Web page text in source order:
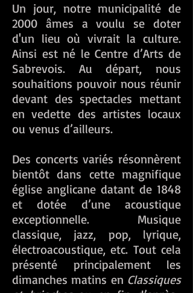
Un jour, notre municipalité de
2000 âmes a voulu se doter
d'un lieu où vivrait la culture.
Ainsi est né le Centre d’Arts de
Sabrevois. Au départ, nous
souhaitions pouvoir nous réunir
devant des spectacles mettant
en vedette des artistes locaux
ou venus d’ailleurs.
Des concerts variés résonnèrent
bientôt dans cette magnifique
église anglicane datant de 1848
et dotée d’une acoustique
exceptionnelle. Musique
classique, jazz, pop, lyrique,
électroacoustique, etc. Tout cela
présenté principalement les
dimanches matins en Classiques